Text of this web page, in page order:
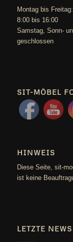
Mon­tag bis Freitag:
8:00 bis 16:00
Sams­tag, Sonn-
geschlossen
SIT-MÖBEL
HINWEIS
Die­se Sei­te, sit-
ist kei­ne
LETZTE NEWS